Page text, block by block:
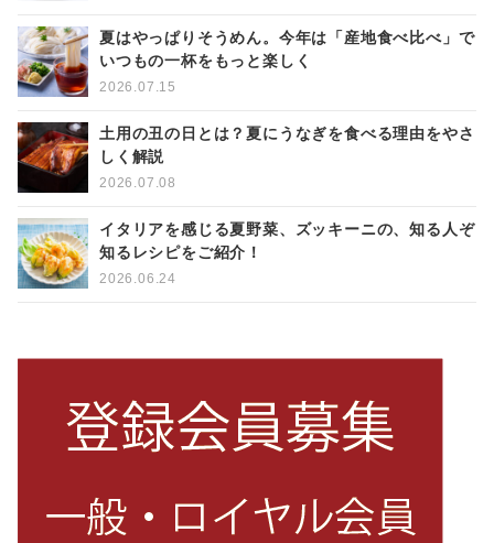
夏はやっぱりそうめん。今年は「産地食べ比べ」で
いつもの一杯をもっと楽しく
2026.07.15
土用の丑の日とは？夏にうなぎを食べる理由をやさ
しく解説
2026.07.08
イタリアを感じる夏野菜、ズッキーニの、知る人ぞ
知るレシピをご紹介！
2026.06.24